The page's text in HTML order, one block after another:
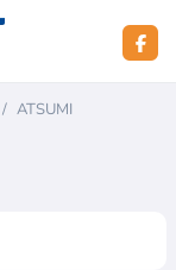
/ ATSUMI